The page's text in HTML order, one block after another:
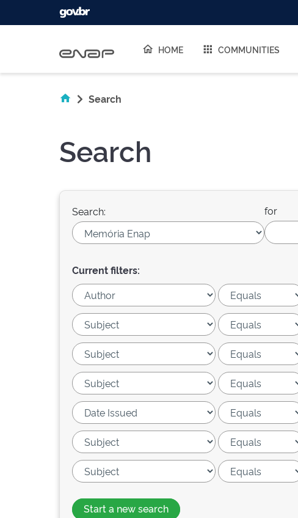
HOME COMMUNITIES
Search
Search
Search: for
Current filters:
Start a new search